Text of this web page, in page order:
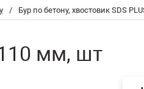
/ Бур по бетону, хвостовик SDS
110 мм, шт